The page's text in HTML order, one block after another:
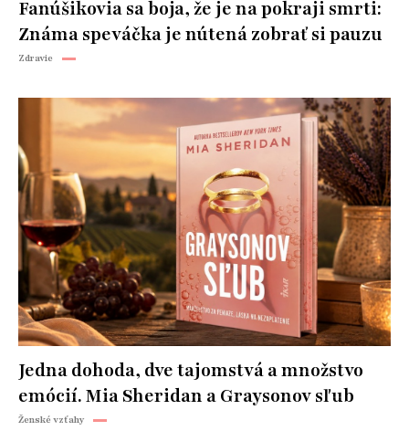
Fanúšikovia sa boja, že je na pokraji smrti:
Známa speváčka je nútená zobrať si pauzu
Zdravie
Jedna dohoda, dve tajomstvá a množstvo
emócií. Mia Sheridan a Graysonov sľub
Ženské vzťahy